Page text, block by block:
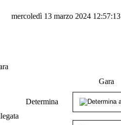
mercoledì 13 marzo 2024 12:57:13
Gara
Determina